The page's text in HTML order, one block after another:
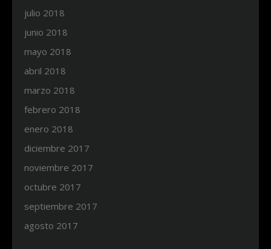
julio 2018
junio 2018
mayo 2018
abril 2018
marzo 2018
febrero 2018
enero 2018
diciembre 2017
noviembre 2017
octubre 2017
septiembre 2017
agosto 2017